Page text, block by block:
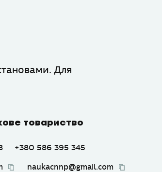
Для
товариство
+380 586 395 345
naukacnnp@gmail.com